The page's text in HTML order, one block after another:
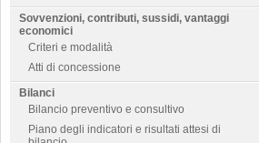
Sovvenzioni, contributi, sussidi, vantaggi
economici
Criteri e modalità
Atti di concessione
Bilanci
Bilancio preventivo e consultivo
Piano degli indicatori e risultati attesi di